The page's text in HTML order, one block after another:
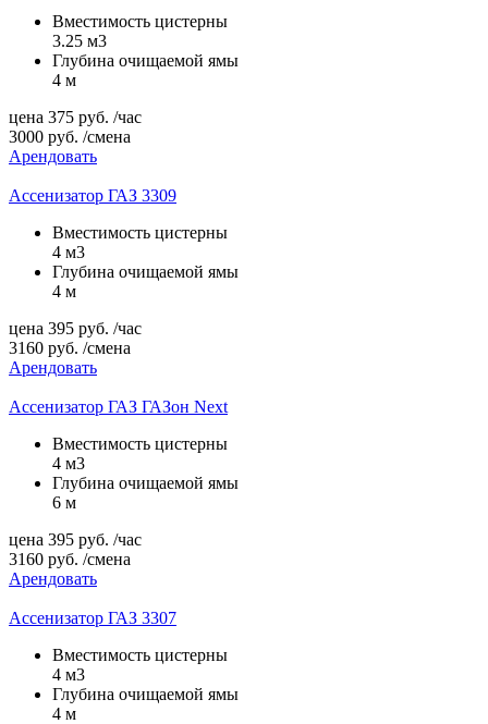
Вместимость цистерны
3.25 м3
Глубина очищаемой ямы
4 м
цена 375 руб. /час
3000 руб. /смена
Арендовать
Ассенизатор ГАЗ 3309
Вместимость цистерны
4 м3
Глубина очищаемой ямы
4 м
цена 395 руб. /час
3160 руб. /смена
Арендовать
Ассенизатор ГАЗ ГАЗон Next
Вместимость цистерны
4 м3
Глубина очищаемой ямы
6 м
цена 395 руб. /час
3160 руб. /смена
Арендовать
Ассенизатор ГАЗ 3307
Вместимость цистерны
4 м3
Глубина очищаемой ямы
4 м